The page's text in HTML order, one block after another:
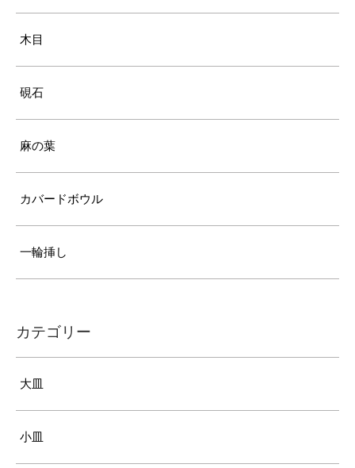
木目
硯石
麻の葉
カバードボウル
一輪挿し
カテゴリー
大皿
小皿